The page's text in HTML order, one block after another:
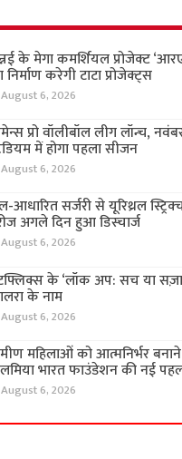
के मेगा कमर्शियल प्रोजेक्ट
निर्माण करेगी टाटा प्रोजेक्ट्स
August 6, 2026
प्रो वॉलीबॉल लीग लॉन्च,
में होगा पहला सीजन
August 6, 2026
आधारित सर्जरी से यूरिथ्रल
अगले दिन हुआ डिस्चार्ज
August 6, 2026
के ‘लॉक अप: सच या
के नाम
August 6, 2026
महिलाओं को आत्मनिर्भर
भारत फाउंडेशन की नई
August 6, 2026